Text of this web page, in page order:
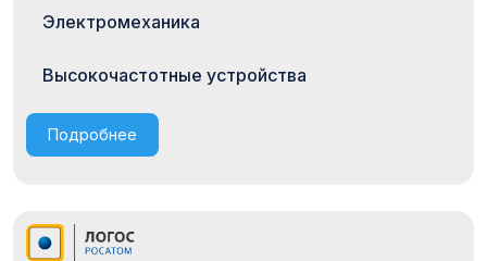
Электромеханика
Высокочастотные устройства
Подробнее